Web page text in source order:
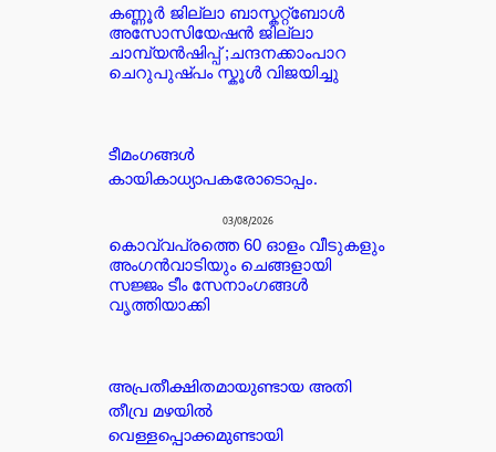
കണ്ണൂർ ജില്ലാ ബാസ്കറ്റ്ബോൾ
അസോസിയേഷൻ ജില്ലാ
ചാമ്പ്യൻഷിപ്പ് ;ചന്ദനക്കാംപാറ
ചെറുപുഷ്പം സ്കൂൾ വിജയിച്ചു
ടീമംഗങ്ങൾ
കായികാധ്യാപകരോടൊപ്പം.
03/08/2026
കൊവ്വപ്രത്തെ 60 ഓളം വീടുകളും
അംഗൻവാടിയും ചെങ്ങളായി
സജ്ജം ടീം സേനാംഗങ്ങൾ
വൃത്തിയാക്കി
അപ്രതീക്ഷിതമായുണ്ടായ അതി
തീവ്ര മഴയിൽ
വെള്ളപ്പൊക്കമുണ്ടായി